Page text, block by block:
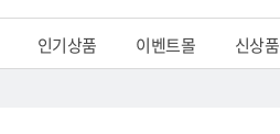
인기상품 이벤트몰 신상품